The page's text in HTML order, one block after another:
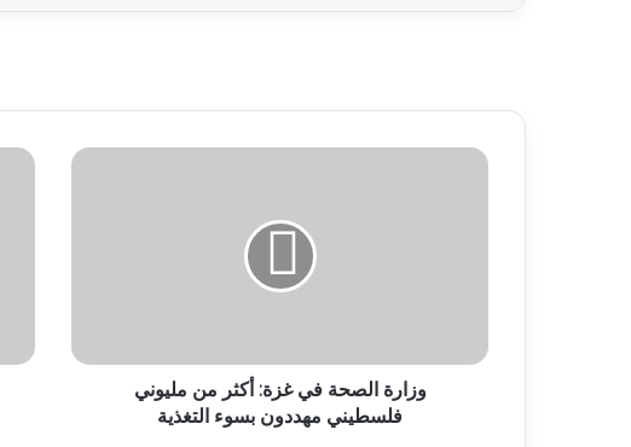
وزارة الصحة في غزة: أكثر من مليوني
فلسطيني مهددون بسوء التغذية